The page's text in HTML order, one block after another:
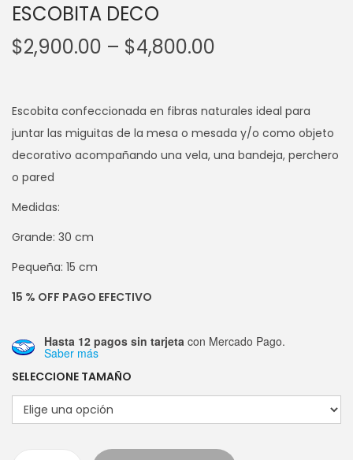
ESCOBITA DECO
$2,900.00 – $4,800.00
Escobita confeccionada en fibras naturales ideal para
juntar las miguitas de la mesa o mesada y/o como objeto
decorativo acompañando una vela, una bandeja, perchero
o pared
Medidas:
Grande: 30 cm
Pequeña: 15 cm
15 % OFF PAGO EFECTIVO
Hasta 12 pagos sin tarjeta con Mercado Pago.
Saber más
SELECCIONE TAMAÑO